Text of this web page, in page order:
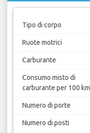
Tipo di corpo
Ruote motrici
Carburante
Consumo misto di
carburante per 100 km
Numero di porte
Numero di posti